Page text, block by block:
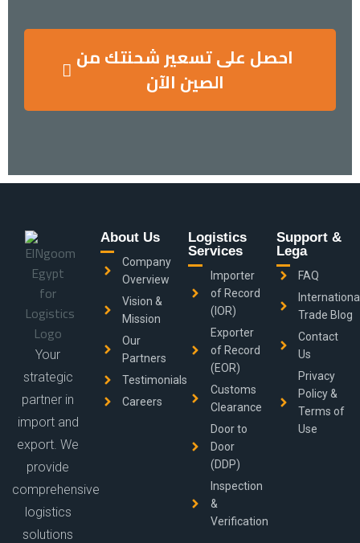
احصل على تسعير شحنتك من
الصين الآن
Your
strategic
partner in
import and
export. We
provide
comprehensive
logistics
solutions
About Us
Company
Overview
Vision &
Mission
Our
Partners
Testimonials
Careers
Logistics
Services
Importer
of Record
(IOR)
Exporter
of Record
(EOR)
Customs
Clearance
Door to
Door
(DDP)
Inspection
&
Verification
Support &
Lega
FAQ
Trade Blog
Contact
Us
Privacy
Policy &
Terms of
Use